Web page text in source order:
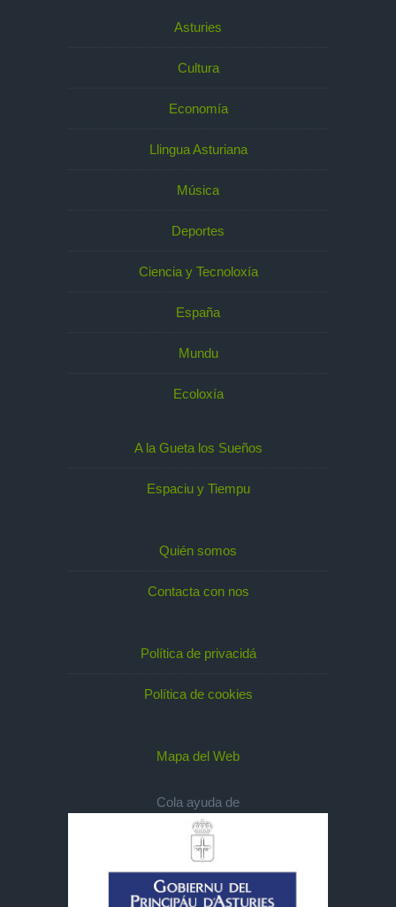
Asturies
Cultura
Economía
Llingua Asturiana
Música
Deportes
Ciencia y Tecnoloxía
España
Mundu
Ecoloxía
A la Gueta los Sueños
Espaciu y Tiempu
Quién somos
Contacta con nos
Política de privacidá
Política de cookies
Mapa del Web
Cola ayuda de